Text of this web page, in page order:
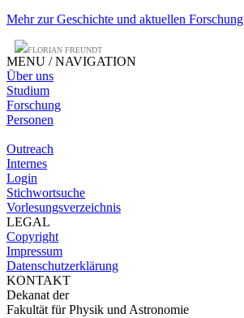
Mehr zur Geschichte und aktuellen Forschung
FLORIAN FREUNDT
MENU / NAVIGATION
Über uns
Studium
Forschung
Personen
Outreach
Internes
Login
Stichwortsuche
Vorlesungsverzeichnis
LEGAL
Copyright
Impressum
Datenschutzerklärung
KONTAKT
Dekanat der
Fakultät für Physik und Astronomie